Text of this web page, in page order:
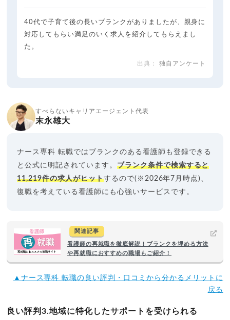
40代で子育て後の長いブランクがありましたが、親身に
対応してもらい満足のいく求人を紹介してもらえまし
た。
独自アンケート
すべらないキャリアエージェント代表
末永雄大
ナース専科 転職ではブランクのある看護師も登録できる
と公式に明記されています。 ブランク条件で検索すると
11,219件の求人がヒットするので(※2026年7月時点)、
復職を考えている看護師にも心強いサービスです。
関連記事
看護師の再就職を徹底解説！ブランクを埋める方法
や再就職におすすめの職場もご紹介！
▲ナース専科 転職の良い評判・口コミから分かるメリットに
戻る
良い評判3.地域に特化したサポートを受けられる